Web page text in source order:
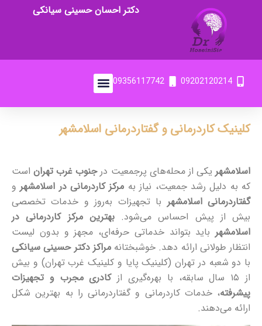
دکتر احسان حسینی سیانکی
09202120214
09356117742
کلینیک کاردرمانی و گفتاردرمانی اسلامشهر
اسلامشهر یکی از محله‌های پرجمعیت درجنوب غرب تهراناست
که به دلیل رشد جمعیت، نیاز به مرکز کاردرمانی در اسلامشهر و
گفتاردرمانی اسلامشهر با تجهیزات به‌روز و خدمات تخصصی
بیش از پیش احساس می‌شود.بهترین مرکز کاردرمانی در
اسلامشهر باید بتواند خدماتی حرفه‌ای، مجهز و بدون لیست
انتظار طولانی ارائه دهد. خوشبختانهمراکز دکتر حسینی سیانکی
با دو شعبه در تهران (کلینیک پایا و کلینیک غرب تهران) و بیش
از ۱۵ سال سابقه، با بهره‌گیری از
کادری مجرب و تجهیزات
پیشرفته، خدمات کاردرمانی و گفتاردرمانی را به بهترین شکل
ارائه می‌دهند.